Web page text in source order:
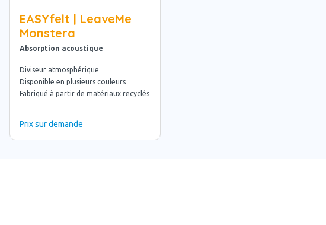
EASYfelt | LeaveMe
Monstera
Absorption acoustique
Diviseur atmosphérique
Disponible en plusieurs couleurs
Fabriqué à partir de matériaux recyclés
Prix sur demande